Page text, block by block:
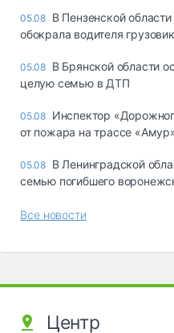
05.08 В Пензенской
обокрала водителя
05.08 В Брянской области
целую семью в ДТП
05.08 Инспектор
от пожара на трассе
05.08 В Ленинградской
семью погибшего
Все новости
Центр